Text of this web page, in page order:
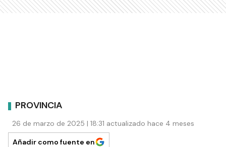
PROVINCIA
26 de marzo de 2025 | 18:31 actualizado hace 4 meses
Añadir como fuente en